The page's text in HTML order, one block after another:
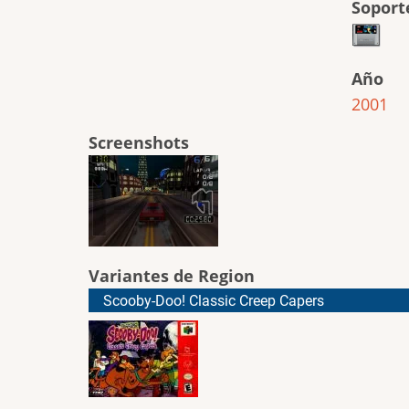
Año
2001
Screenshots
Variantes de Region
Scooby-Doo! Classic Creep Capers